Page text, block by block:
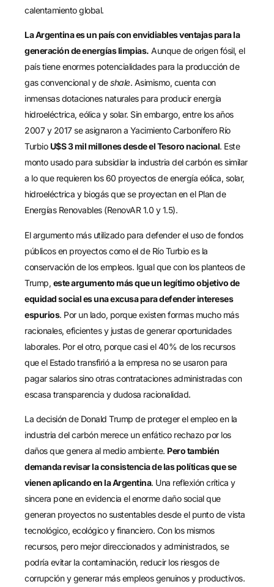
calentamiento global.
La Argentina es un país con envidiables ventajas para la
generación de energías limpias. Aunque de origen fósil, el
país tiene enormes potencialidades para la producción de
gas convencional y deshale. Asimismo, cuenta con
inmensas dotaciones naturales para producir energía
hidroeléctrica, eólica y solar. Sin embargo, entre los años
2007 y 2017 se asignaron a Yacimiento Carbonífero Río
Turbio U$S 3 mil millones desde el Tesoro nacional. Este
monto usado para subsidiar la industria del carbón es similar
a lo que requieren los 60 proyectos de energía eólica, solar,
hidroeléctrica y biogás que se proyectan en el Plan de
Energías Renovables (RenovAR 1.0 y 1.5).
El argumento más utilizado para defender el uso de fondos
públicos en proyectos como el de Río Turbio es la
conservación de los empleos. Igual que con los planteos de
Trump, este argumento más que un legítimo objetivo de
equidad social es una excusa para defender intereses
espurios. Por un lado, porque existen formas mucho más
racionales, eficientes y justas de generar oportunidades
laborales. Por el otro, porque casi el 40% de los recursos
que el Estado transfirió a la empresa no se usaron para
pagar salarios sino otras contrataciones administradas con
escasa transparencia y dudosa racionalidad.
La decisión de Donald Trump de proteger el empleo en la
industria del carbón merece un enfático rechazo por los
daños que genera al medio ambiente. Pero también
demanda revisar la consistencia de las políticas que se
vienen aplicando en la Argentina. Una reflexión crítica y
sincera pone en evidencia el enorme daño social que
generan proyectos no sustentables desde el punto de vista
tecnológico, ecológico y financiero. Con los mismos
recursos, pero mejor direccionados y administrados, se
podría evitar la contaminación, reducir los riesgos de
corrupción y generar más empleos genuinos y productivos.